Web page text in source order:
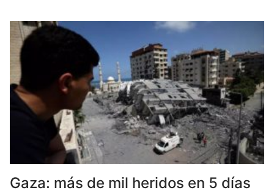
Gaza: más de mil heridos en 5 días